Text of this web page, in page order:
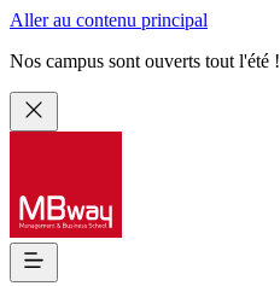
Aller au contenu principal
Nos campus sont ouverts tout l'été !